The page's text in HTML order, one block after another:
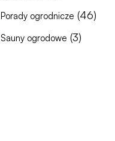
Porady ogrodnicze (46)
Sauny ogrodowe (3)